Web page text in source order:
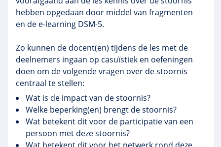
hebben opgedaan door middel van fragmenten
en de e-learning DSM-5.
Zo kunnen de docent(en) tijdens de les met de
deelnemers ingaan op casuïstiek en oefeningen
doen om de volgende vragen over de stoornis
centraal te stellen:
Wat is de impact van de stoornis?
Welke beperking(en) brengt de stoornis?
Wat betekent dit voor de participatie van een
persoon met deze stoornis?